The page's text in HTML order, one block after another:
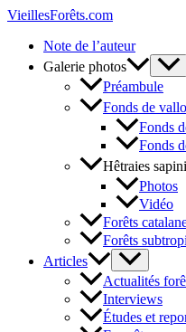
Aller
contenu
VieillesForêts.com
Note de l’auteur
Galerie photos
Préambule
Fonds de
Fonds
Fonds
Hêtraies
Photos
Vidéo
Forêts
Forêts
Articles
Actualités
Interviews
Études et